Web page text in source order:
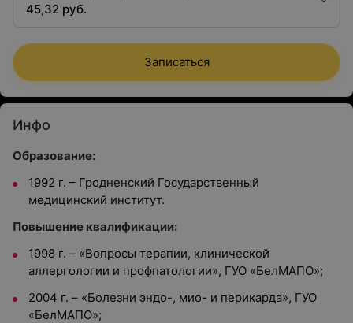
квалификационной категории
45,32 руб.
Записаться
Инфо
Образование:
1992 г. – Гродненский Государственный
медицинский институт.
Повышение квалификации:
1998 г. – «Вопросы терапии, клинической
аллергологии и профпатологии», ГУО «БелМАПО»;
2004 г. – «Болезни эндо-, мио- и перикарда», ГУО
«БелМАПО»;